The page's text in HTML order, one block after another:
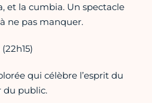
et la cumbia. Un spectacle
ne pas manquer.
qui célèbre l’esprit du
du public.